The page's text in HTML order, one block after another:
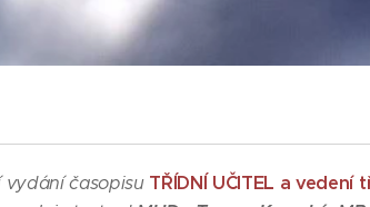
vydání časopisu TŘÍDNÍ UČITEL a vedení